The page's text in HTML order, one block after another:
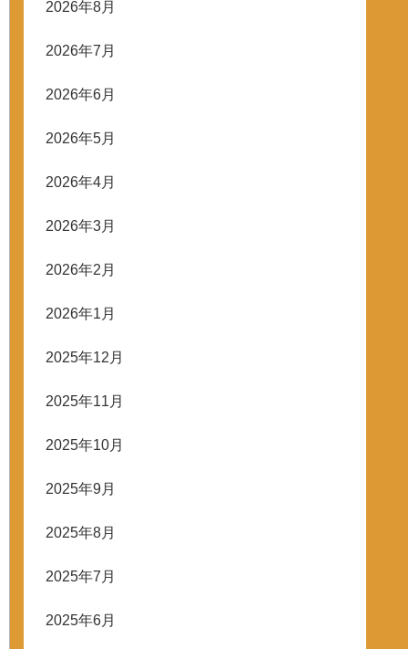
2026年8月
2026年7月
2026年6月
2026年5月
2026年4月
2026年3月
2026年2月
2026年1月
2025年12月
2025年11月
2025年10月
2025年9月
2025年8月
2025年7月
2025年6月